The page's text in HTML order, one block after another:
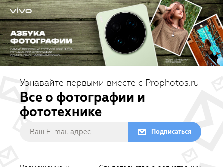
Узнавайте первыми вместе с Prophotos.ru
Все о фотографии и
фототехнике
Подписаться